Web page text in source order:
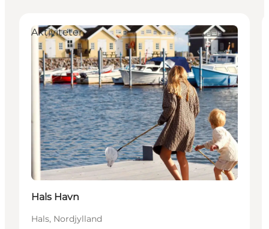
Aktiviteter
Hals Havn
Hals, Nordjylland